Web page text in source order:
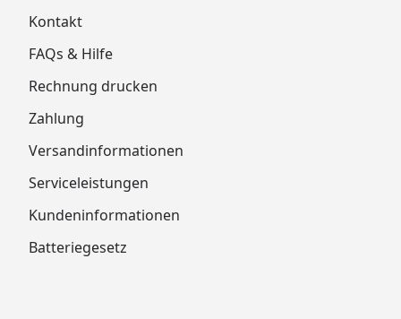
Kontakt
FAQs & Hilfe
Rechnung drucken
Zahlung
Versandinformationen
Serviceleistungen
Kundeninformationen
Batteriegesetz